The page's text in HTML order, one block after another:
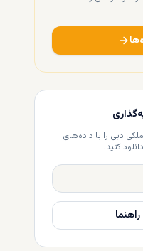
دبی را با داده‌های
کنید.